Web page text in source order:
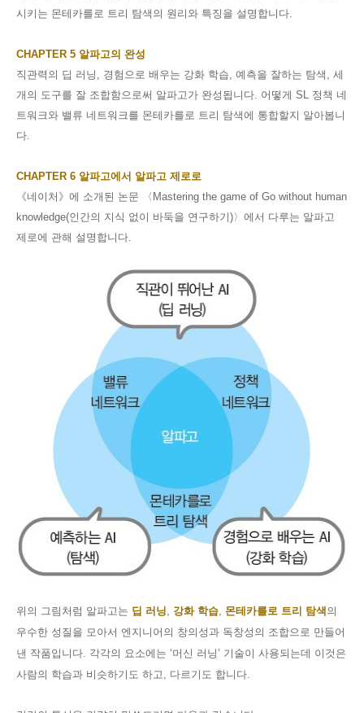
시키는 몬테카를로 트리 탐색의 원리와 특징을 설명합니다.
CHAPTER 5 알파고의 완성
직관력의 딥 러닝 , 경험으로 배우는 강화 학습, 예측을 잘하는 탐색 , 세
개의 도구를 잘 조합함으로써 알파고가 완성됩니다. 어떻게 SL 정책 네
트워크와 밸류 네트워크를 몬테카를로 트리 탐색에 통합할지 알아봅니
다.
CHAPTER 6 알파고에서 알파고 제로로
《네이처 》 에 소개된 논문 〈 Mastering the game of Go without human
knowledge(인간의 지식 없이 바둑을 연구하기)〉 에서 다루는 알파고
제로에 관해 설명합니다.
위의 그림처럼 알파고는 딥 러닝, 강화 학습, 몬테카를로 트리 탐색 의
우수한 성질을 모아서 엔지니어의 창의성과 독창성의 조합으로 만들어
낸 작품입니다. 각각의 요소에는 ‘머신 러닝’ 기술이 사용되는데 이것은
사람의 학습과 비슷하기도 하고, 다르기도 합니다.